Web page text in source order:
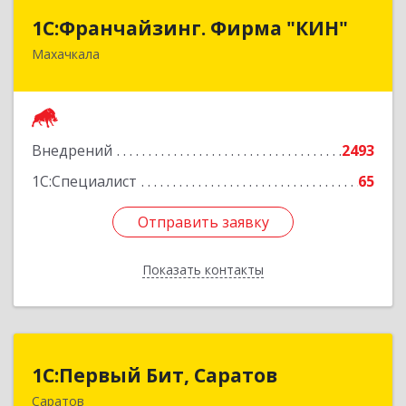
1С:Франчайзинг. Фирма "КИН"
Махачкала
Внедрений
2493
1С:Специалист
65
Отправить заявку
Показать контакты
1С:Франчайзинг. Фирма "КИН"
367030, Дагестан Респ, Махачкала г, И.Казака
Отправить заявку
Назад
1С:Первый Бит, Саратов
Саратов
1С:Первый Бит, Саратов